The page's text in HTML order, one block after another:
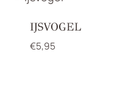
IJSVOGEL
€5,95